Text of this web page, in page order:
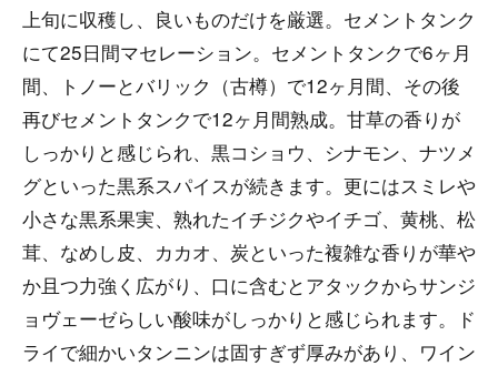
上旬に収穫し、良いものだけを厳選。セメントタンク
にて25日間マセレーション。セメントタンクで6ヶ月
間、トノーとバリック（古樽）で12ヶ月間、その後
再びセメントタンクで12ヶ月間熟成。甘草の香りが
しっかりと感じられ、黒コショウ、シナモン、ナツメ
グといった黒系スパイスが続きます。更にはスミレや
小さな黒系果実、熟れたイチジクやイチゴ、黄桃、松
茸、なめし皮、カカオ、炭といった複雑な香りが華や
か且つ力強く広がり、口に含むとアタックからサンジ
ョヴェーゼらしい酸味がしっかりと感じられます。ド
ライで細かいタンニンは固すぎず厚みがあり、ワイン